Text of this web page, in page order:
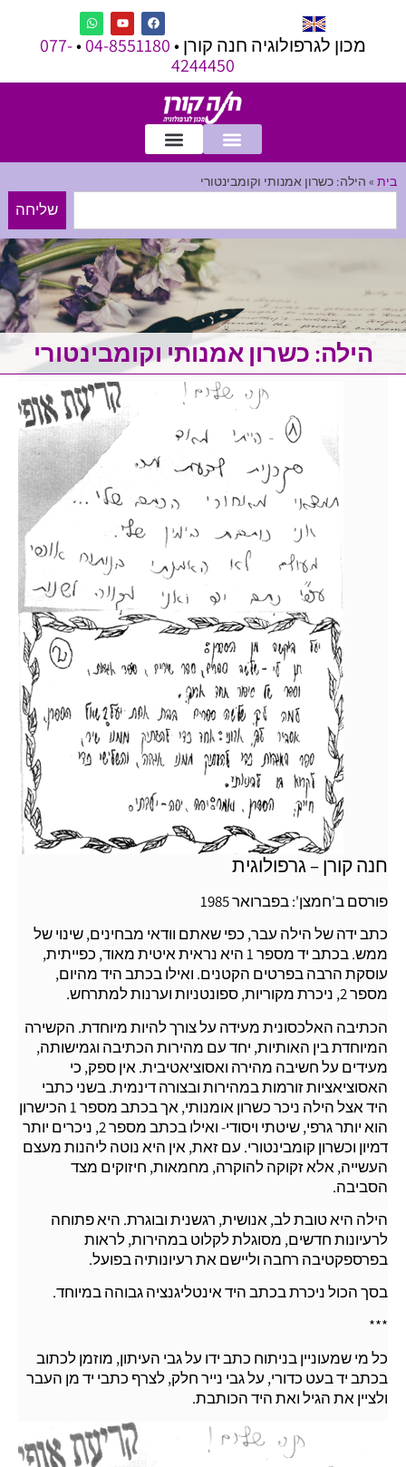
מכון לגרפולוגיה חנה קורן •04-8551180
•
077-
4244450
בית » הילה: כשרון אמנותי וקומבינטורי
שליחה
הילה: כשרון אמנותי וקומבינטורי
חנה קורן – גרפולוגית
פורסם ב'חמצן': בפברואר 1985
כתב ידה של הילה עבר, כפי שאתם וודאי מבחינים, שינוי של
ממש. בכתב יד מספר 1 היא נראית איטית מאוד, כפייתית,
עוסקת הרבה בפרטים הקטנים. ואילו בכתב היד מהיום,
מספר 2, ניכרת מקוריות, ספונטניות וערנות למתרחש.
הכתיבה האלכסונית מעידה על צורך להיות מיוחדת. הקשירה
המיוחדת בין האותיות, יחד עם מהירות הכתיבה וגמישותה,
מעידים על חשיבה מהירה ואסוציאטיבית. אין ספק, כי
האסוציאציות זורמות במהירות ובצורה דינמית. בשני כתבי
היד אצל הילה ניכר כשרון אומנותי, אך בכתב מספר 1 הכישרון
הוא יותר גרפי, שיטתי ויסודי- ואילו בכתב מספר 2, ניכרים יותר
דמיון וכשרון קומבינטורי. עם זאת, אין היא נוטה ליהנות מעצם
העשייה, אלא זקוקה להוקרה, מחמאות, חיזוקים מצד
הסביבה.
הילה היא טובת לב, אנושית, רגשנית ובוגרת. היא פתוחה
לרעיונות חדשים, מסוגלת לקלוט במהירות, לראות
בפרספקטיבה רחבה וליישם את רעיונותיה בפועל.
בסך הכול ניכרת בכתב היד אינטליגנציה גבוהה במיוחד.
***
כל מי שמעוניין בניתוח כתב ידו על גבי העיתון, מוזמן לכתוב
בכתב יד בעט כדורי, על גבי נייר חלק, לצרף כתבי יד מן העבר
ולציין את הגיל ואת היד הכותבת.